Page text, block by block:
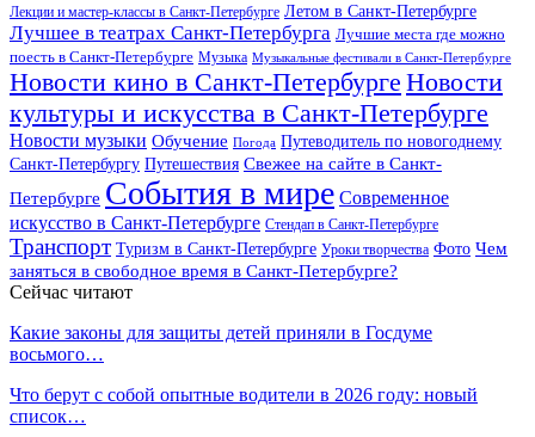
Лекции и мастер-классы в Санкт-Петербурге Летом в Санкт-Петербурге
Лучшее в театрах Санкт-Петербурга Лучшие места где можно
поесть в Санкт-Петербурге Музыка Музыкальные фестивали в Санкт-Петербурге
Новости кино в Санкт-Петербурге Новости
культуры и искусства в Санкт-Петербурге
Новости музыки Обучение Погода Путеводитель по новогоднему
Санкт-Петербургу Путешествия Свежее на сайте в Санкт-
Петербурге События в мире Современное
искусство в Санкт-Петербурге Стендап в Санкт-Петербурге
Транспорт Туризм в Санкт-Петербурге Уроки творчества Фото Чем
заняться в свободное время в Санкт-Петербурге?
Сейчас читают
Какие законы для защиты детей приняли в Госдуме
восьмого…
Что берут с собой опытные водители в 2026 году: новый
список…